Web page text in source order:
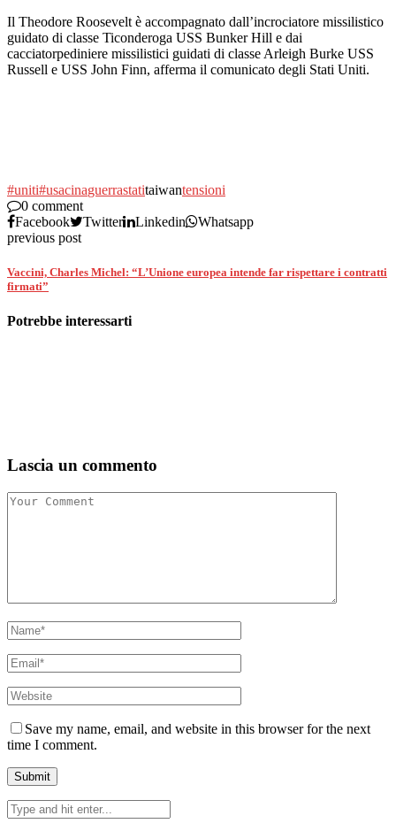
Il Theodore Roosevelt è accompagnato dall’incrociatore missilistico
guidato di classe Ticonderoga USS Bunker Hill e dai
cacciatorpediniere missilistici guidati di classe Arleigh Burke USS
Russell e USS John Finn, afferma il comunicato degli Stati Uniti.
#uniti#usacinaguerrastatitaiwantensioni
0 comment
Facebook
Twitter Linkedin
Whatsapp
previous post
Vaccini, Charles Michel: “L’Unione europea intende far rispettare i contratti
firmati”
Potrebbe interessarti
Lascia un commento
Save my name, email, and website in this browser for the next
time I comment.